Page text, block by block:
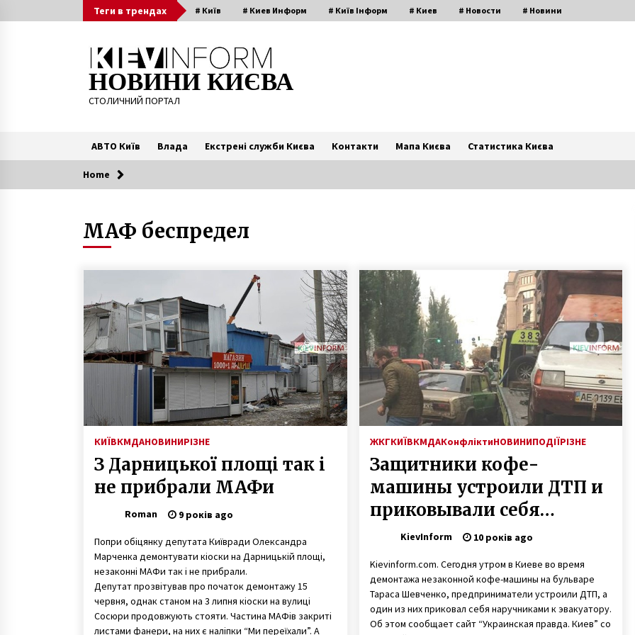
to
Теги в трендах # Київ # Киев Информ # Київ Інформ # Киев # Новости # Новини
НОВИНИ КИЄВА
СТОЛИЧНИЙ ПОРТАЛ
АВТО Київ Влада Екстрені служби Києва Контакти Мапа Києва Статистика Києва
Читають зараз
В Киеве построят
мусороперерабатывающий
У київському метро пасажир
втратив свідомість і отримав
поранення від проїжджаючого
поїзда
7 років ago
Космолот slots4money.com – это
лидер среди игровых залов в
укрнете
7 років ago
Ярмоленко віддав премію за
“Євро-2020” у лікарню Охматдит
5 років ago
З’явилося фото підозрюваних у
вбивстві дівчат
7 років ago
У центрі Києва розвалюється
Обзор Samsung Galaxy Z Flip:
возвращение раскладушек
Home
МАФ беспредел
КИЇВКМДАНОВИНИРІЗНЕ
З Дарницької площі так і
не прибрали МАФи
Roman 9 років ago
Попри обіцянку депутата Київради Олександра
Марченка демонтувати кіоски на Дарницькій площі,
незаконні МАФи так і не прибрали.
Депутат прозвітував про початок демонтажу 15
червня, однак станом на 3 липня кіоски на вулиці
Сосюри продовжують стояти. Частина МАФів закриті
листами фанери, на них є наліпки “Ми переїхали”. А
ЖКГКИЇВКМДАКонфліктиНОВИНИПОДІЇРІЗНЕ
Защитники кофе-
машины устроили ДТП и
приковывали себя
наручниками (ФОТО,
ОБНОВЛЕНО, ВИДЕО)
KievInform 10 років ago
Kievinform.com. Сегодня утром в Киеве во время
демонтажа незаконной кофе-машины на бульваре
Тараса Шевченко, предприниматели устроили ДТП, а
один из них приковал себя наручниками к эвакуатору.
Об этом сообщает сайт “Украинская правда. Киев” со